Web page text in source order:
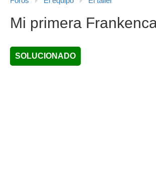
Mi primera
SOLUCIONADO